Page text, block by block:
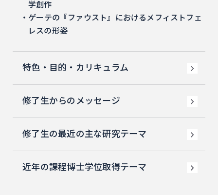
学創作
ゲーテの『ファウスト』におけるメフィストフェ
レスの形姿
特色・目的・カリキュラム
修了生からのメッセージ
修了生の最近の主な研究テーマ
近年の課程博士学位取得テーマ